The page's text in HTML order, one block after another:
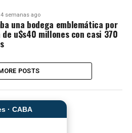
4 semanas ago
una bodega emblemática por
de u$s40 millones con casi 370
POSTS
· CABA